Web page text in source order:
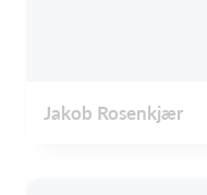
Jakob Rosenkjær